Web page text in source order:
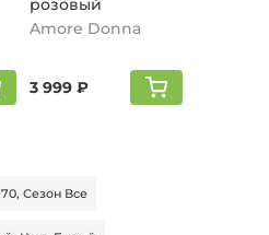
розовый
Amore Donna
3 999 ₽
Сезон Все